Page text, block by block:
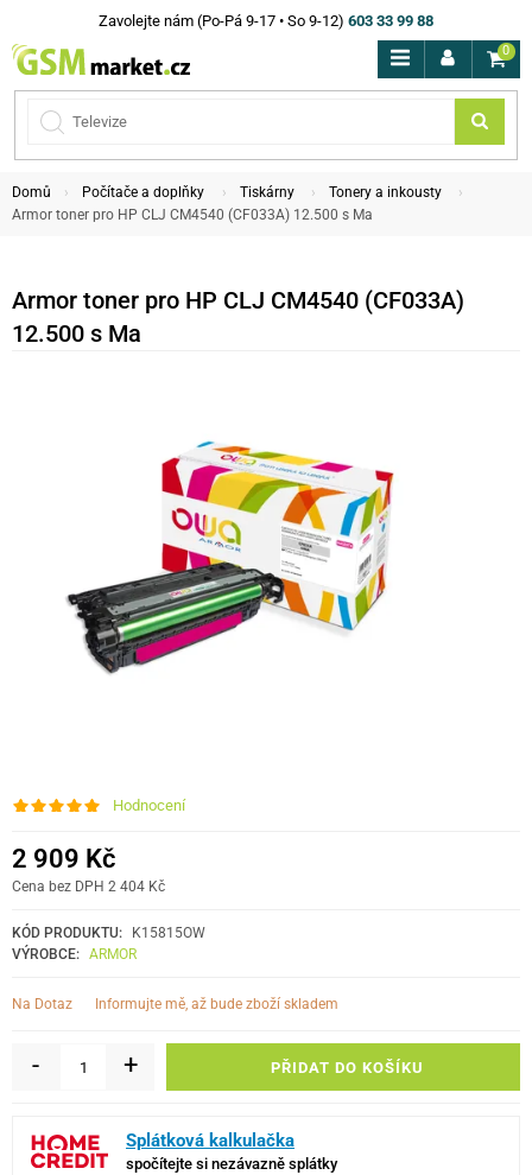
Zavolejte nám (Po-Pá 9-17 • So 9-12) 603 33 99 88
0
Domů Počítače a doplňky Tiskárny
Tonery a inkousty
Armor toner pro HP CLJ CM4540 (CF033A) 12.500 s Ma
Armor toner pro HP CLJ CM4540 (CF033A)
12.500 s Ma
Hodnocení
2 909 Kč
Cena bez DPH 2 404 Kč
KÓD PRODUKTU:
K15815OW
VÝROBCE: ARMOR
Na Dotaz informujte mě, až bude zboží skladem
- + PŘIDAT DO KOŠÍKU
Splátková kalkulačka
spočítejte si nezávazně splátky